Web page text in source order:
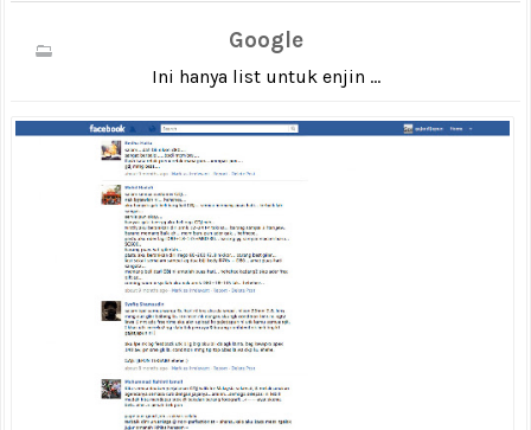
Google
Ini hanya list untuk enjin ...